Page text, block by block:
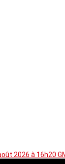
2026 à 16h20